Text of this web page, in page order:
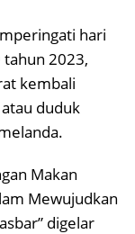
hari
tahun 2023,
kembali
duduk
Makan
Mewujudkan
digelar